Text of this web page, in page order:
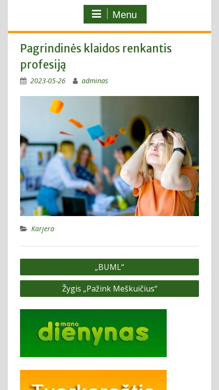
Menu
Pagrindinės klaidos renkantis
profesiją
2023-05-26 adminas
Karjera
Navigacija
tarp
„BUML“
Žygis „Pažink Meškuičius“